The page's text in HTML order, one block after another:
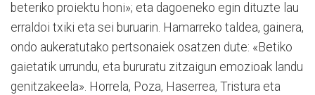
beteriko proiektu honi»; eta dagoeneko egin dituzte lau
erraldoi txiki eta sei buruarin. Hamarreko taldea, gainera,
ondo aukeratutako pertsonaiek osatzen dute: «Betiko
gaietatik urrundu, eta bururatu zitzaigun emozioak landu
genitzakeela». Horrela, Poza, Haserrea, Tristura eta